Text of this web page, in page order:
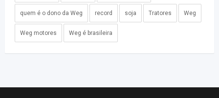
quem é o dono da Weg record soja Tratores Weg
Weg motores Weg é brasileira